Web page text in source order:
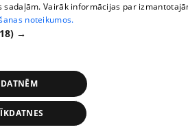
e-pasts -
1188 play
Vairāk informācijas par
noteikumos.
→